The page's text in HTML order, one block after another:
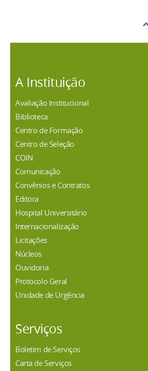
A Instituição
Avaliação Institucional
Biblioteca
Centro de Formação
Centro de Seleção
COIN
Comunicação
Convênios e Contratos
Editora
Hospital Universitário
Internacionalização
Licitações
Núcleos
Ouvidoria
Protocolo Geral
Unidade de Urgência
Serviços
Boletim de Serviços
Carta de Serviços